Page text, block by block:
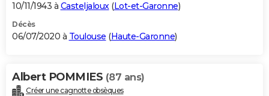
10/11/1943 à Casteljaloux(Lot-et-Garonne)
Décès
06/07/2020 à Toulouse (Haute-Garonne)
Albert POMMIES (87 ans)
Créer une cagnotte obsèques